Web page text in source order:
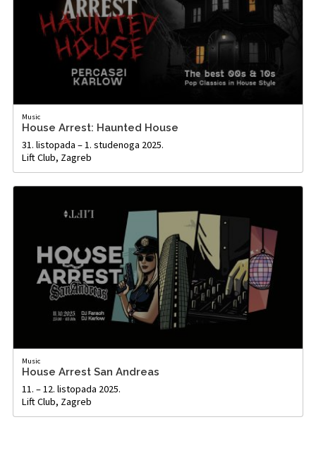
Music
House Arrest: Haunted House
31. listopada – 1. studenoga 2025.
Lift Club, Zagreb
Music
House Arrest San Andreas
11. – 12. listopada 2025.
Lift Club, Zagreb